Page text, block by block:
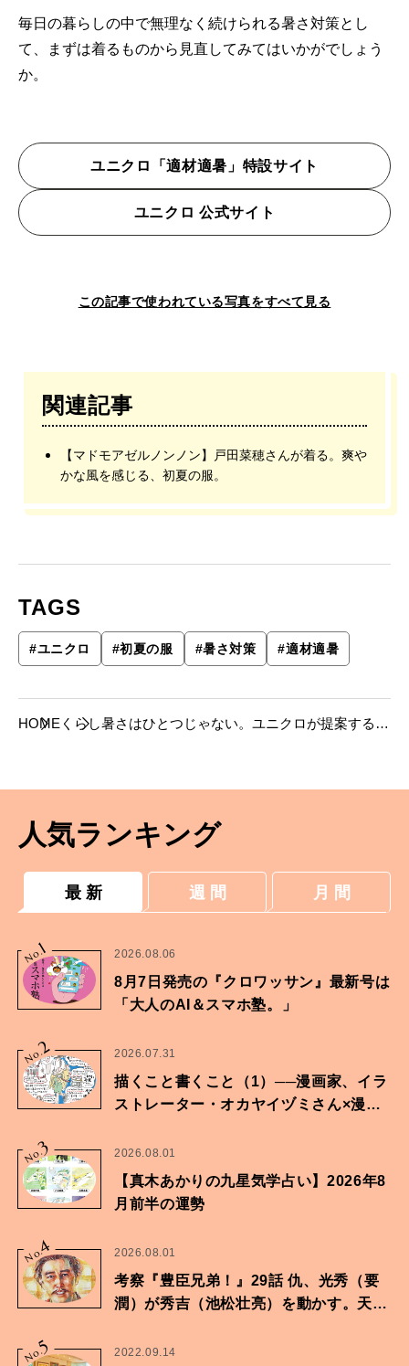
毎日の暮らしの中で無理なく続けられる暑さ対策とし
て、まずは着るものから見直してみてはいかがでしょう
か。
ユニクロ「適材適暑」特設サイト
ユニクロ 公式サイト
この記事で使われている写真をすべて見る
関連記事
【マドモアゼルノンノン】戸田菜穂さんが着る。爽や
かな風を感じる、初夏の服。
TAGS
#ユニクロ #初夏の服 #暑さ対策 #適材適暑
HOME くらし暑さはひとつじゃない。ユニクロが提案する、
人気ランキング
最 新 週 間 月 間
No.
1 2026.08.06
8月7日発売の『クロワッサン』最新号は
「大人のAI＆スマホ塾。」
No.2 2026.07.31
描くこと書くこと（1）──漫画家、イラ
ストレーター・オカヤイヅミさん×漫画
No.
3 2026.08.01
【真木あかりの九星気学占い】2026年8
月前半の運勢
No.
4 2026.08.01
考察『豊臣兄弟！』29話 仇、光秀（要
潤）が秀吉（池松壮亮）を動かす。天下
No.
5 2022.09.14